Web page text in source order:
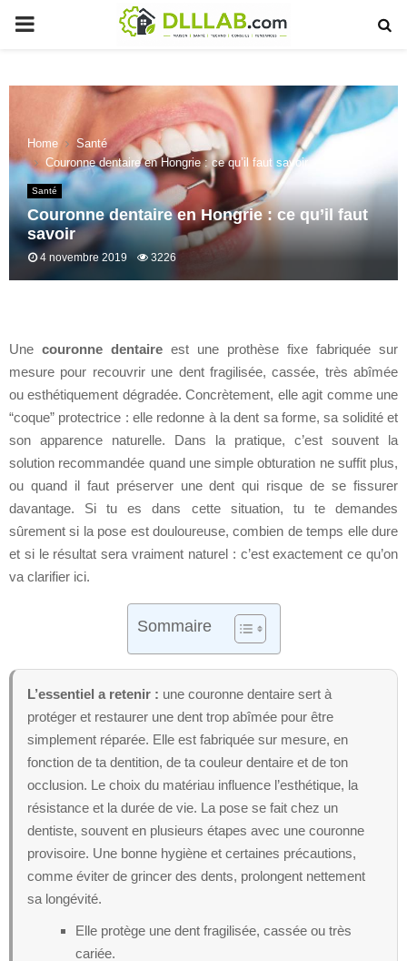
PRIMARY
Home
Santé
Couronne dentaire en Hongrie : ce qu’il faut savoir
Santé
Couronne dentaire en Hongrie : ce qu’il faut
savoir
4 novembre 2019 3226
Une couronne dentaire est une prothèse fixe fabriquée sur
mesure pour recouvrir une dent fragilisée, cassée, très abîmée
ou esthétiquement dégradée. Concrètement, elle agit comme une
“coque” protectrice : elle redonne à la dent sa forme, sa solidité et
son apparence naturelle. Dans la pratique, c’est souvent la
solution recommandée quand une simple obturation ne suffit plus,
ou quand il faut préserver une dent qui risque de se fissurer
davantage. Si tu es dans cette situation, tu te demandes
sûrement si la pose est douloureuse, combien de temps elle dure
et si le résultat sera vraiment naturel : c’est exactement ce qu’on
va clarifier ici.
Sommaire
L’essentiel a retenir : une couronne dentaire sert à
protéger et restaurer une dent trop abîmée pour être
simplement réparée. Elle est fabriquée sur mesure, en
fonction de ta dentition, de ta couleur dentaire et de ton
occlusion. Le choix du matériau influence l’esthétique, la
résistance et la durée de vie. La pose se fait chez un
dentiste, souvent en plusieurs étapes avec une couronne
provisoire. Une bonne hygiène et certaines précautions,
comme éviter de grincer des dents, prolongent nettement
sa longévité.
Elle protège une dent fragilisée, cassée ou très
cariée.